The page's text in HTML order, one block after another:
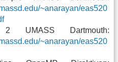
~anarayan/eas520
UMASS Dartmouth:
~anarayan/eas520